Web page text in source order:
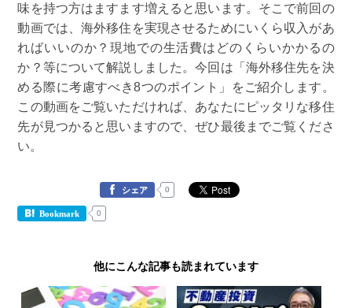
味を持つ方はますます増えると思います。そこで前回の
動画では、海外移住を実現させるためにいくら収入があ
ればいいのか？現地での生活費はどのくらいかかるの
か？等について解説しました。今回は「海外移住先を決
める際に考慮すべき8つのポイント」をご紹介します。
この動画をご覧いただければ、あなたにピッタリな移住
先が見つかると思いますので、ぜひ最後までご覧くださ
い。
シェア 0
Bookmark 0
他にこんな記事も読まれています